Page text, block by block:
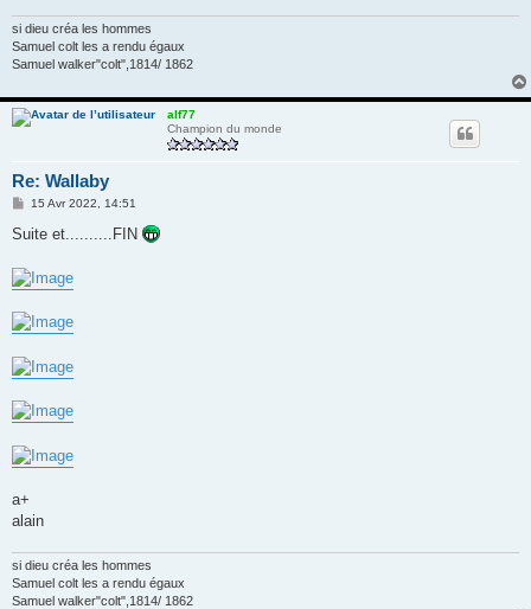
si dieu créa les hommes
Samuel colt les a rendu égaux
Samuel walker"colt",1814/ 1862
alf77
Champion du monde
Re: Wallaby
M
s
g
e
15 Avr 2022, 14:51
Suite et..........FIN
a+
alain
si dieu créa les hommes
Samuel colt les a rendu égaux
Samuel walker"colt",1814/ 1862